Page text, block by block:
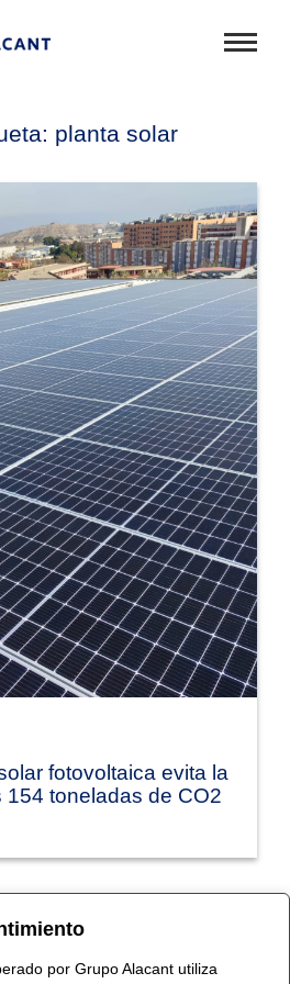
por Grupo Alacant utiliza
planta solar
fotovoltaica evita la
154 toneladas de CO2